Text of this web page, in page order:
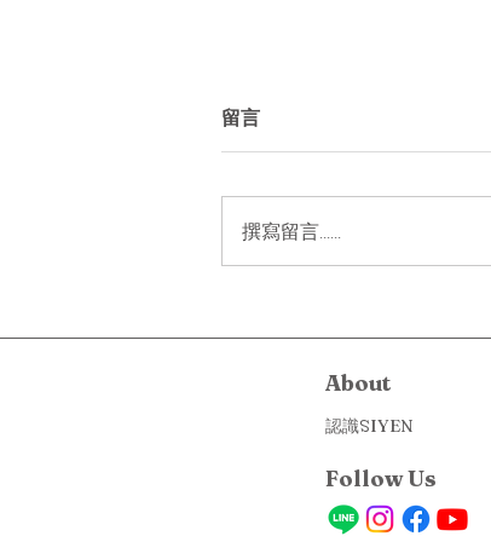
基礎香調與日常應用情境
留言
撰寫留言......
About
認識SIYEN
Follow Us